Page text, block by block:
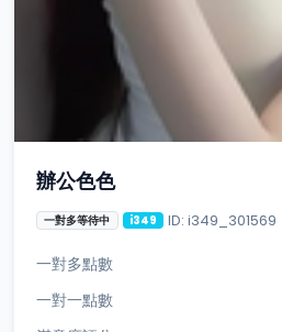
辦公色色
一對多等待中 i349 ID: i349_301569
一對多點數
一對一點數